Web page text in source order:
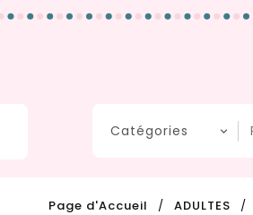
Page d'Accueil ADULTES